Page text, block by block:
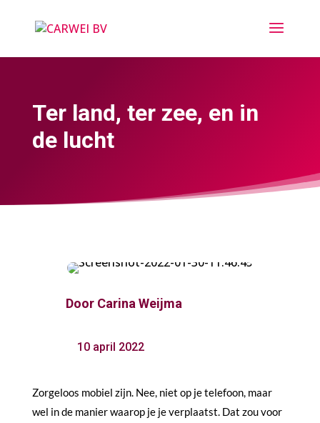
Ter land, ter zee, en in
de lucht
Door Carina Weijma
10 april 2022
Zorgeloos mobiel zijn. Nee, niet op je telefoon, maar
wel in de manier waarop je je verplaatst. Dat zou voor